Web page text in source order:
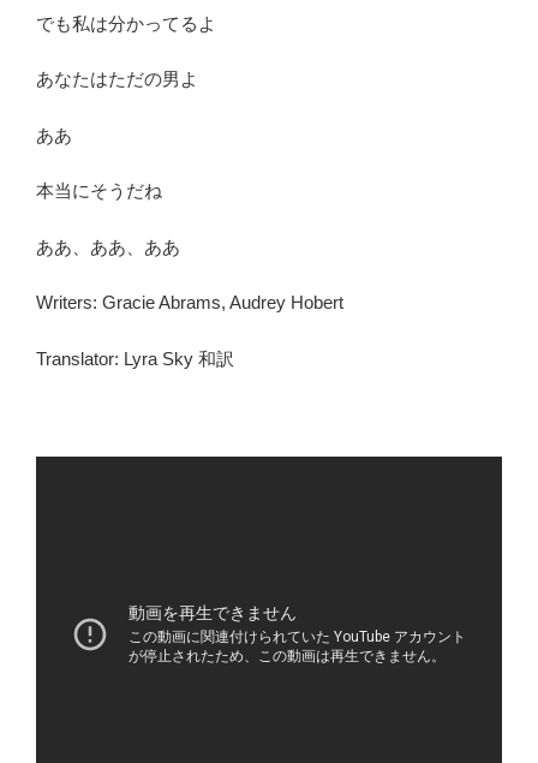
でも私は分かってるよ
あなたはただの男よ
ああ
本当にそうだね
ああ、ああ、ああ
Writers: Gracie Abrams, Audrey Hobert
Translator: Lyra Sky 和訳